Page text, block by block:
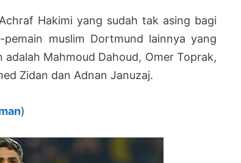
Hakimi yang sudah tak asing bagi
muslim Dortmund lainnya yang
Mahmoud Dahoud, Omer Toprak,
Zidan dan Adnan Januzaj.
)